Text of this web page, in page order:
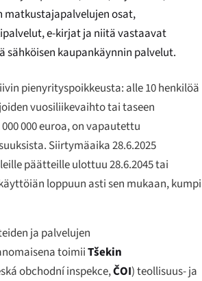
matkustajapalvelujen osat,
e-kirjat ja niitä vastaavat
sähköisen kaupankäynnin palvelut.
pienyrityspoikkeusta: alle 10 henkilöä
vuosiliikevaihto tai taseen
000 euroa, on vapautettu
Siirtymäaika 28.6.2025
päätteille ulottuu 28.6.2045 tai
loppuun asti sen mukaan, kumpi
ja palvelujen
toimiiTšekin
obchodní inspekce,ČOI) teollisuus- ja